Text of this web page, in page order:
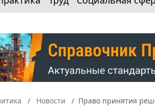
Новости Право принятия